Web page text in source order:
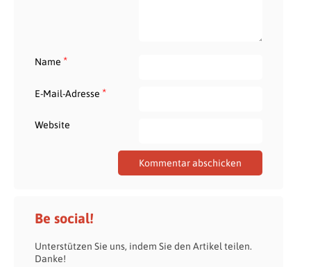
Name *
E-Mail-Adresse *
Website
Be social!
Unterstützen Sie uns, indem Sie den Artikel teilen.
Danke!